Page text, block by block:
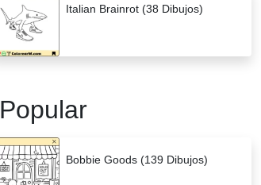
Italian Brainrot (38 Dibujos)
Popular
Bobbie Goods (139 Dibujos)